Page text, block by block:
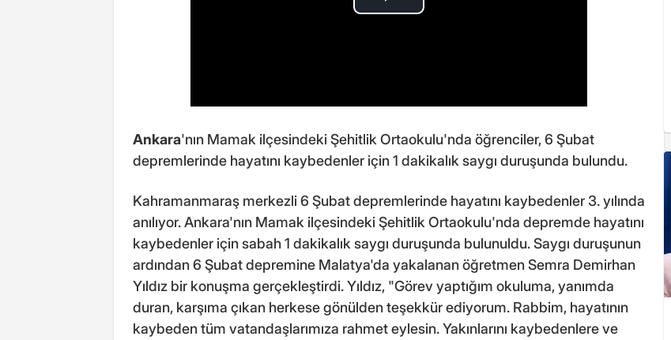
Ankara'nın Mamak ilçesindeki Şehitlik Ortaokulu'nda öğrenciler, 6 Şubat
depremlerinde hayatını kaybedenler için 1 dakikalık saygı duruşunda bulundu.
Kahramanmaraş merkezli 6 Şubat depremlerinde hayatını kaybedenler 3. yılında
anılıyor. Ankara'nın Mamak ilçesindeki Şehitlik Ortaokulu'nda depremde hayatını
kaybedenler için sabah 1 dakikalık saygı duruşunda bulunuldu. Saygı duruşunun
ardından 6 Şubat depremine Malatya'da yakalanan öğretmen Semra Demirhan
Yıldız bir konuşma gerçekleştirdi. Yıldız, "Görev yaptığım okuluma, yanımda
duran, karşıma çıkan herkese gönülden teşekkür ediyorum. Rabbim, hayatının
kaybeden tüm vatandaşlarımıza rahmet eylesin. Yakınlarını kaybedenlere ve